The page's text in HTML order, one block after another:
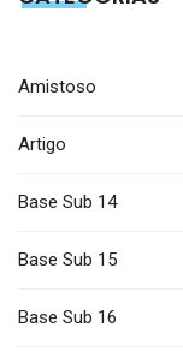
Amistoso
Artigo
Base Sub 14
Base Sub 15
Base Sub 16